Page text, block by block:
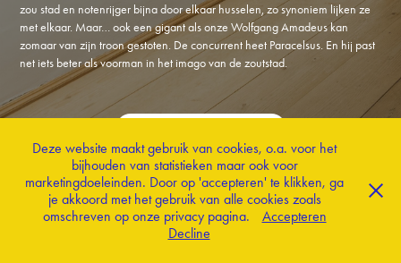
zou stad en notenrijger bijna door elkaar husselen, zo synoniem lijken ze
met elkaar. Maar… ook een gigant als onze Wolfgang Amadeus kan
zomaar van zijn troon gestoten. De concurrent heet Paracelsus. En hij past
net iets beter als voorman in het imago van de zoutstad.
© 2022 Concepting Culture
Deze website maakt gebruik van cookies, o.a. voor het
bijhouden van statistieken maar ook voor
marketingdoeleinden. Door op 'accepteren' te klikken, ga
je akkoord met het gebruik van alle cookies zoals
omschreven op onze privacy pagina.
Accepteren
Decline